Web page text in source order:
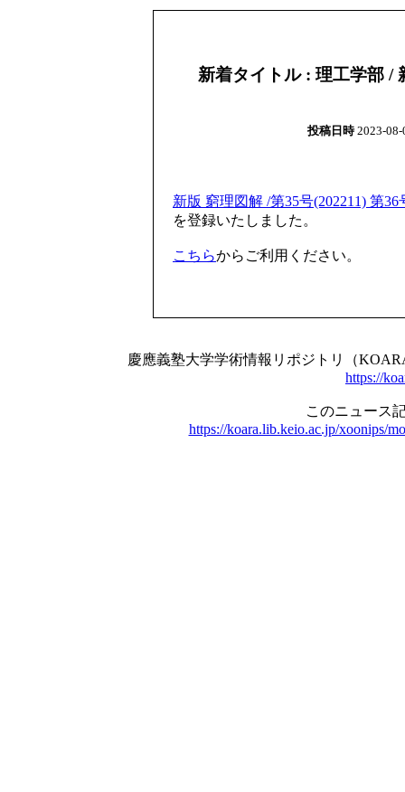
新着タイトル : 理工学部 /
投稿日時2023-08-
新版 窮理図解 /第35号(202211) 第36
を登録いたしました。
こちらからご利用ください。
慶應義塾大学学術情報リポジトリ（
https://
このニュース
https://koara.lib.keio.ac.jp/xoonips/